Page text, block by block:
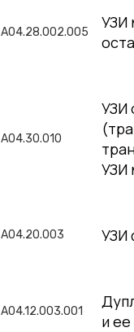
A04.28.002.005
УЗИ
А04.30.010
УЗИ
УЗИ
A04.20.003 УЗИ
A04.12.003.001
и